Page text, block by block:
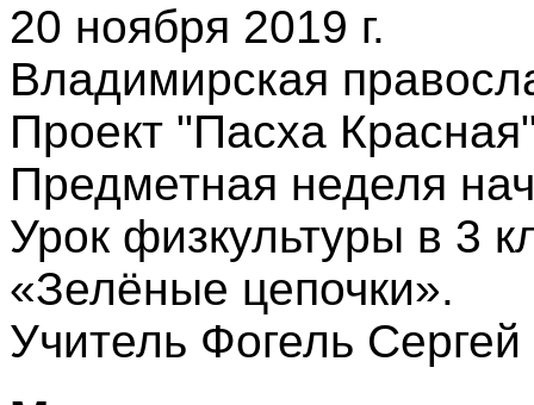
20 ноября 2019 г.
Владимирская
Проект "Пасха
Предметная неделя
Урок физкультуры в 3
«Зелёные цепочки».
Учитель Фогель